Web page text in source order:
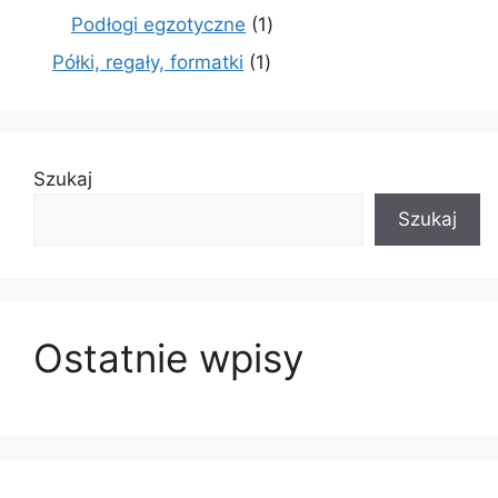
produkty
Podłogi egzotyczne 11
produkt
Półki, regały, formatki 11
Szukaj
Szukaj
Ostatnie wpisy